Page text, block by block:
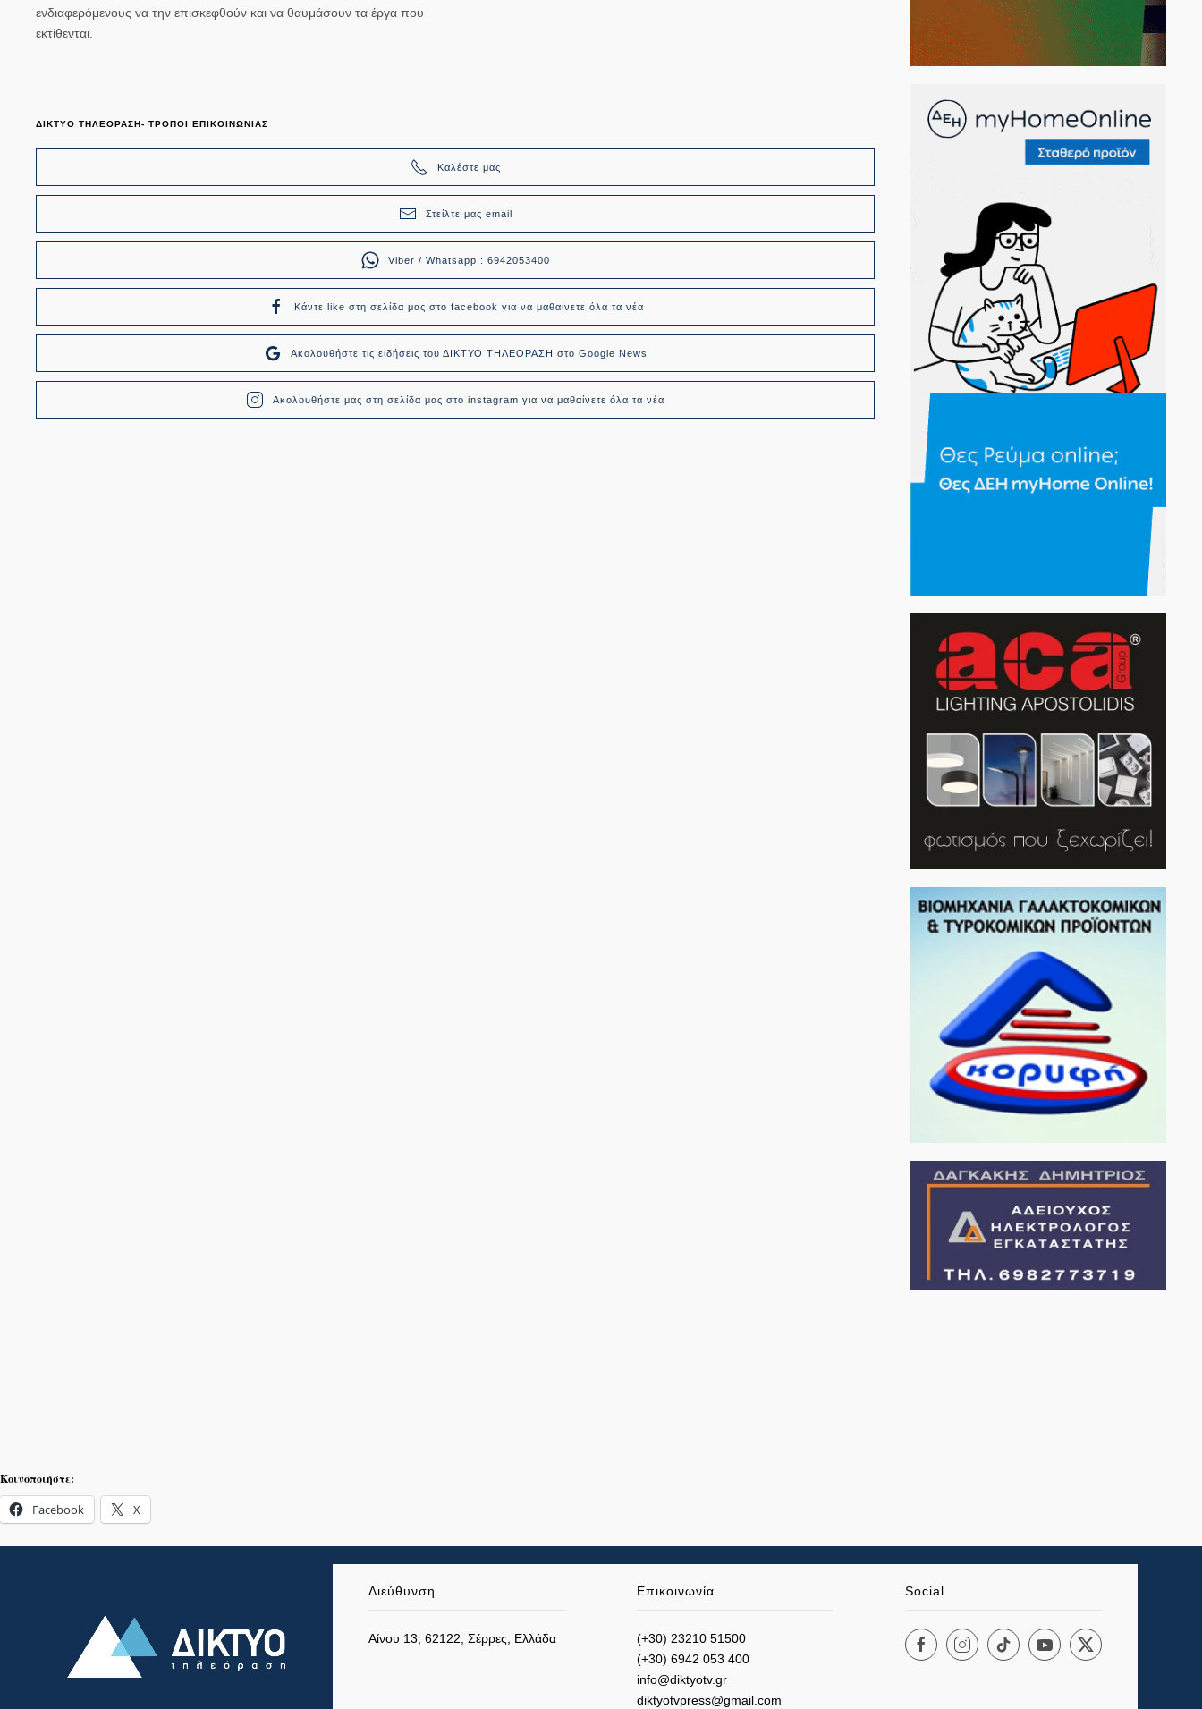
ενδιαφερόμενους να την επισκεφθούν και να θαυμάσουν τα έργα που
εκτίθενται.
ΔΙΚΤΥΟ ΤΗΛΕΟΡΑΣΗ- ΤΡΟΠΟΙ ΕΠΙΚΟΙΝΩΝΙΑΣ
Καλέστε μας
Στείλτε μας email
Viber / Whatsapp : 6942053400
Κάντε like στη σελίδα μας στο facebook για να μαθαίνετε όλα τα νέα
Ακολουθήστε τις ειδήσεις του ΔΙΚΤΥΟ ΤΗΛΕΟΡΑΣΗ στο Google News
Ακολουθήστε μας στη σελίδα μας στο instagram για να μαθαίνετε όλα τα νέα
Κοινοποιήστε:
Facebook X
Διεύθυνση
Αίνου 13, 62122, Σέρρες, Ελλάδα
Επικοινωνία
(+30) 23210 51500
(+30) 6942 053 400
info@diktyotv.gr
diktyotvpress@gmail.com
Social